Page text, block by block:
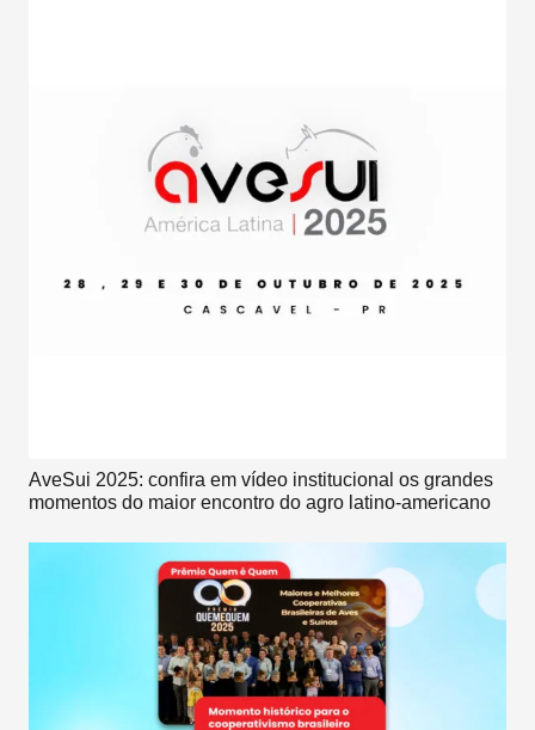
AveSui 2025: confira em vídeo institucional os grandes
momentos do maior encontro do agro latino-americano